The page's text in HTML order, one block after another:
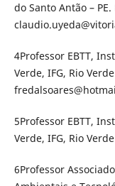
do Santo Antão – PE.
4Professor EBTT,
Verde, IFG, Rio
5Professor EBTT,
Verde, IFG, Rio
6Professor